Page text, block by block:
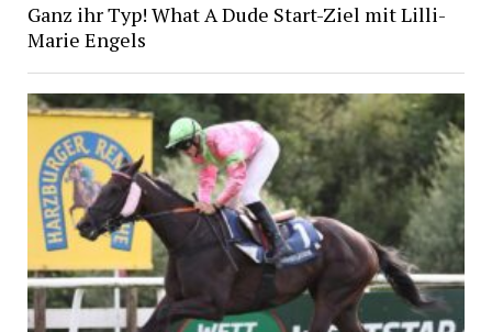
Ganz ihr Typ! What A Dude Start-Ziel mit Lilli-
Marie Engels